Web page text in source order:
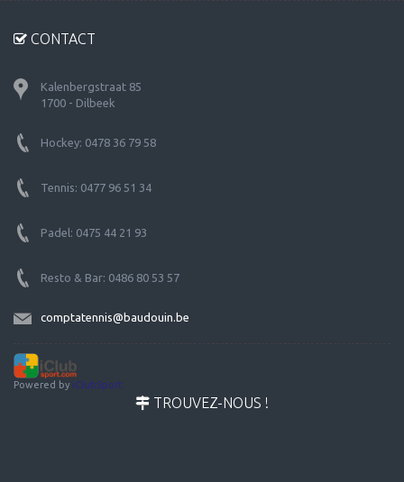
CONTACT
Kalenbergstraat 85
1700 - Dilbeek
Hockey: 0478 36 79 58
Tennis: 0477 96 51 34
Padel: 0475 44 21 93
Resto & Bar: 0486 80 53 57
comptatennis@baudouin.be
Powered by iClubSport
TROUVEZ-NOUS !